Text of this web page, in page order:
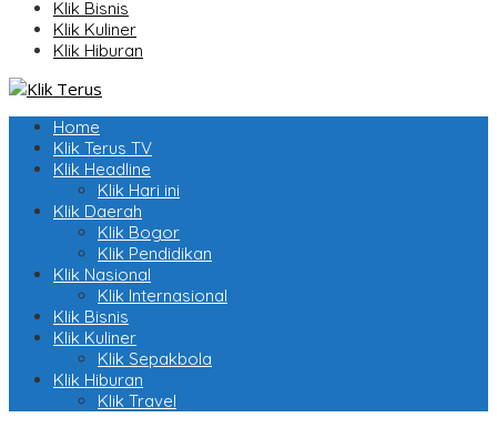
Klik Bisnis
Klik Kuliner
Klik Hiburan
Home
Klik Terus TV
Klik Headline
Klik Hari ini
Klik Daerah
Klik Bogor
Klik Pendidikan
Klik Nasional
Klik Internasional
Klik Bisnis
Klik Kuliner
Klik Sepakbola
Klik Hiburan
Klik Travel